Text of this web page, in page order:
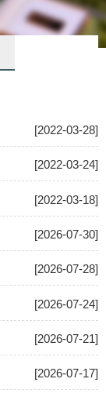
[2022-03-28]
[2022-03-24]
[2022-03-18]
[2026-07-30]
[2026-07-28]
[2026-07-24]
[2026-07-21]
[2026-07-17]